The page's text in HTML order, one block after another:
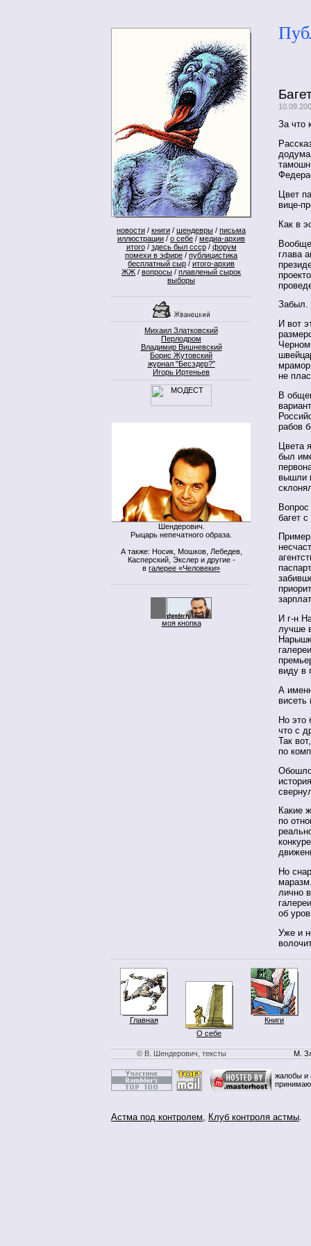
новости / книги / шендевры / письма
иллюстрации / о себе / медиа-архив
итого/ здесь был ссср/ форум
помехи в эфире / публицистика
бесплатный сыр / итого-архив
ЖЖ / вопросы / плавленый сырок
выборы
Михаил Златковский
Перлодром
Владимир Вишневский
Борис Жутовский
журнал "Бесэдер?"
Игорь Иртеньев
Шендерович.
Рыцарь непечатного образа.
А также: Носик, Мошков, Лебедев,
Касперский, Экслер и другие -
в галерее «Человеки»
моя кнопка
За что
Цвет
вице-
Как в
глава
Забыл.
И вот
не
В
рабов
Цвета
был
вышли
багет
И г-н
лучше
виду в
А
висеть
Но это
что с
Так
по
Какие
по
Но
лично
об
Уже и
Главная
О себе
Книги
© В. Шендерович, тексты М.
жалобы и
Астма под контролем, Клуб контроля астмы.